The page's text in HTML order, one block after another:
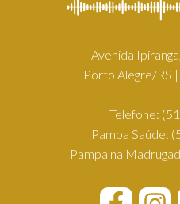
Avenida
Porto Alegre/RS
Telefone:
Pampa Saúde:
Pampa na